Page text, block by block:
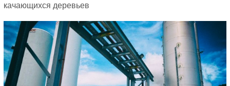
качающихся деревьев